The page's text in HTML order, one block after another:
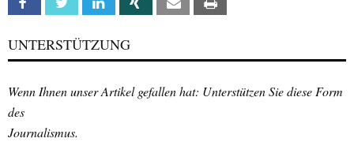
Facebook Twitter Linkedin Xing Email
UNTERSTÜTZUNG
Wenn Ihnen unser Artikel gefallen hat: Unterstützen Sie diese Form
des
Journalismus.